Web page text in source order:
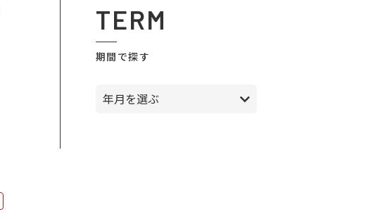
TERM
期間で探す
年月を選ぶ